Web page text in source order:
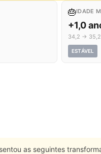
🎂IDADE
+1,0
34,2 → 35,2
ESTÁVEL
as seguintes